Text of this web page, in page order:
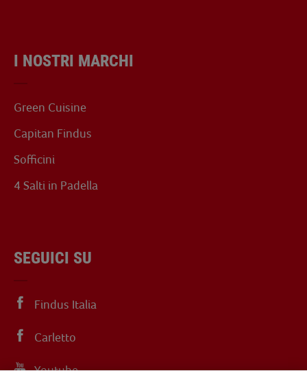
I NOSTRI MARCHI
Green Cuisine
Capitan Findus
Sofficini
4 Salti in Padella
SEGUICI SU
Findus Italia
Carletto
Youtube